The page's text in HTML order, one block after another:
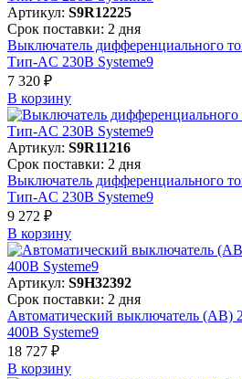
Артикул: S9R12225
Срок поставки: 2 дня
Выключатель дифференциального
Тип-AC 230В Systeme9
7 320 ₽
В корзинy
Артикул: S9R11216
Срок поставки: 2 дня
Выключатель дифференциального
Тип-AC 230В Systeme9
9 272 ₽
В корзинy
Артикул: S9H32392
Срок поставки: 2 дня
Автоматический выключатель (АВ)
400В Systeme9
18 727 ₽
В корзинy